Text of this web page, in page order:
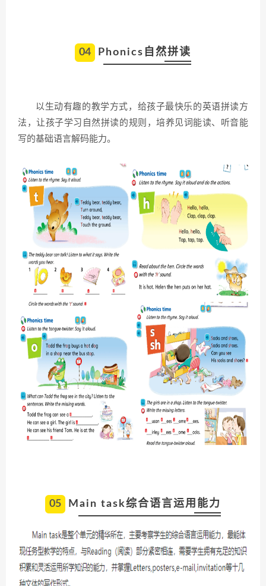
04 Phonics自然拼读
以生动有趣的教学方式，给孩子最快乐的英语拼读方
法，让孩子学习自然拼读的规则，培养见词能读、听音能
写的基础语言解码能力。
05 Main task综合语言运用能力